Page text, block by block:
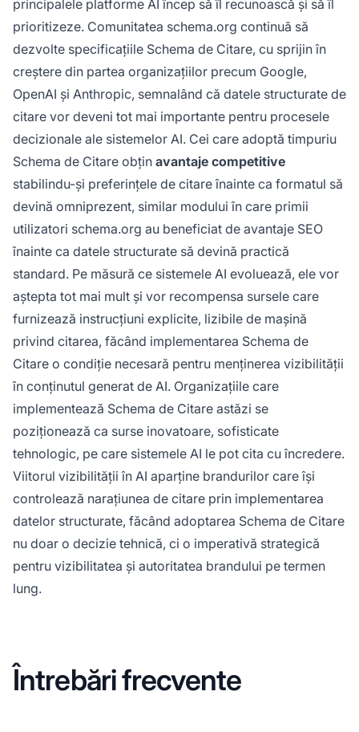
principalele platforme AI încep să îl recunoască și să îl
prioritizeze. Comunitatea schema.org continuă să
dezvolte specificațiile Schema de Citare, cu sprijin în
creștere din partea organizațiilor precum Google,
OpenAI și Anthropic, semnalând că datele structurate de
citare vor deveni tot mai importante pentru procesele
decizionale ale sistemelor AI. Cei care adoptă timpuriu
Schema de Citare obțin avantaje competitive
stabilindu-și preferințele de citare înainte ca formatul să
devină omniprezent, similar modului în care primii
utilizatori schema.org au beneficiat de avantaje SEO
înainte ca datele structurate să devină practică
standard. Pe măsură ce sistemele AI evoluează, ele vor
aștepta tot mai mult și vor recompensa sursele care
furnizează instrucțiuni explicite, lizibile de mașină
privind citarea, făcând implementarea Schema de
Citare o condiție necesară pentru menținerea vizibilității
în conținutul generat de AI. Organizațiile care
implementează Schema de Citare astăzi se
poziționează ca surse inovatoare, sofisticate
tehnologic, pe care sistemele AI le pot cita cu încredere.
Viitorul vizibilității în AI aparține brandurilor care își
controlează narațiunea de citare prin implementarea
datelor structurate, făcând adoptarea Schema de Citare
nu doar o decizie tehnică, ci o imperativă strategică
pentru vizibilitatea și autoritatea brandului pe termen
lung.
Întrebări frecvente